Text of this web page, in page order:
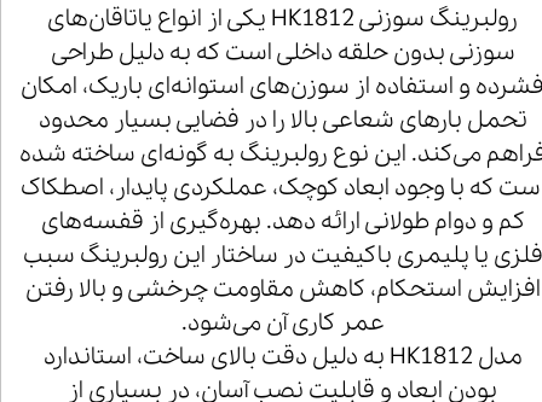
رولبرینگ سوزنی HK1812 یکی از انواع یاتاقان‌های
سوزنی بدون حلقه داخلی است که به دلیل طراحی
و استفاده از سوزن‌های استوانه‌ای باریک، امکان
تحمل بارهای شعاعی بالا را در فضایی بسیار محدود
می‌کند. این نوع رولبرینگ به گونه‌ای ساخته شده
که با وجود ابعاد کوچک، عملکردی پایدار، اصطکاک
کم و دوام طولانی ارائه دهد. بهره‌گیری از قفسه‌های
فلزی یا پلیمری باکیفیت در ساختار این رولبرینگ سبب
افزایش استحکام، کاهش مقاومت چرخشی و بالا رفتن
عمر کاری آن می‌شود.
مدل HK1812 به دلیل دقت بالای ساخت، استاندارد
بودن ابعاد و قابلیت نصب آسان، در بسیاری از